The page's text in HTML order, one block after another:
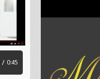
/ 0:45